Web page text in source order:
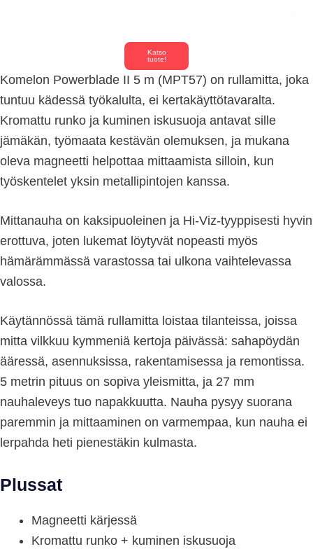
Katso
tuote!
Komelon Powerblade II 5 m (MPT57) on rullamitta, joka
tuntuu kädessä työkalulta, ei kertakäyttötavaralta.
Kromattu runko ja kuminen iskusuoja antavat sille
jämäkän, työmaata kestävän olemuksen, ja mukana
oleva magneetti helpottaa mittaamista silloin, kun
työskentelet yksin metallipintojen kanssa.
Mittanauha on kaksipuoleinen ja Hi-Viz-tyyppisesti hyvin
erottuva, joten lukemat löytyvät nopeasti myös
hämärämmässä varastossa tai ulkona vaihtelevassa
valossa.
Käytännössä tämä rullamitta loistaa tilanteissa, joissa
mitta vilkkuu kymmeniä kertoja päivässä: sahapöydän
ääressä, asennuksissa, rakentamisessa ja remontissa.
5 metrin pituus on sopiva yleismitta, ja 27 mm
nauhaleveys tuo napakkuutta. Nauha pysyy suorana
paremmin ja mittaaminen on varmempaa, kun nauha ei
lerpahda heti pienestäkin kulmasta.
Plussat
Magneetti kärjessä
Kromattu runko + kuminen iskusuoja